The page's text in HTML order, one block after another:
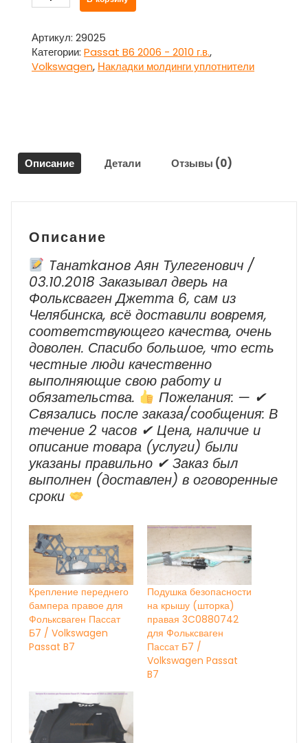
товара
переднего
бампера
правая
Volkswagen
Passat
г.в.
Артикул: 29025
Категории: Passat B6 2006 - 2010 г.в.,
Volkswagen, Накладки молдинги уплотнители
Описание Детали Отзывы (0)
Описание
Tанатkaнoв Аян Тулегенович /
03.10.2018 Заказывал дверь на
Фольксваген Джетта 6, сам из
Челябинска, всё доставили вовремя,
соответствующего качества, очень
доволен. Спасибо большое, что есть
честные люди качественно
выполняющие свою работу и
обязательства.
Пожелания: — ✔
Cвязались после заказа/сообщения: В
течение 2 часов ✔ Цена, наличие и
описание товара (услуги) были
указаны правильно ✔ Заказ был
выполнен (доставлен) в оговоренные
сроки
Крепление переднего
бампера правое для
Фольксваген Пассат
Б7 / Volkswagen
Passat B7
Подушка безопасности
на крышу (шторка)
правая 3C0880742
для Фольксваген
Пассат Б7 /
Volkswagen Passat
B7